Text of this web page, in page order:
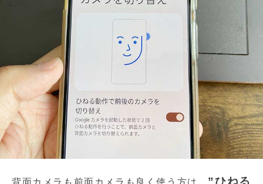
背面カメラも前面カメラも良く使う方は、 ”ひねる